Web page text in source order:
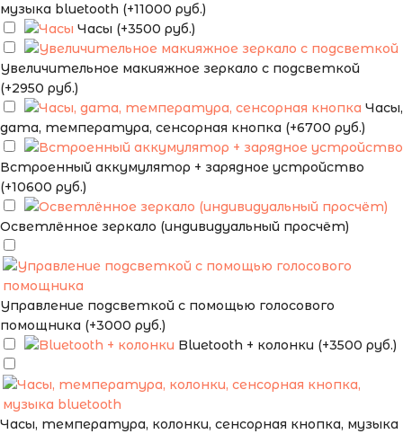
музыка bluetooth (+11000 руб.)
Часы (+3500 руб.)
Увеличительное макияжное зеркало с подсветкой
(+2950 руб.)
Часы,
дата, температура, сенсорная кнопка (+6700 руб.)
Встроенный аккумулятор + зарядное устройство
(+10600 руб.)
Осветлённое зеркало (индивидуальный просчёт)
Управление подсветкой с помощью голосового
помощника (+3000 руб.)
Bluetooth + колонки (+3500 руб.)
Часы, температура, колонки, сенсорная кнопка, музыка